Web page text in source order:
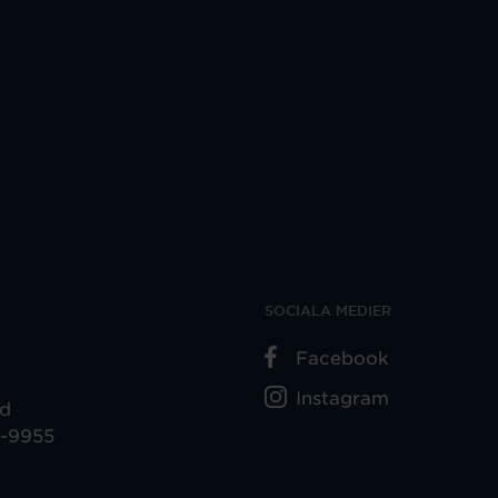
9955
SOCIALA MEDIER
Facebook
Instagram